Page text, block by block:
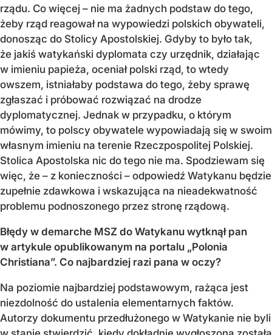
rządu. Co więcej – nie ma żadnych podstaw do tego,
żeby rząd reagował na wypowiedzi polskich obywateli,
donosząc do Stolicy Apostolskiej. Gdyby to było tak,
że jakiś watykański dyplomata czy urzędnik, działając
w imieniu papieża, oceniał polski rząd, to wtedy
owszem, istniałaby podstawa do tego, żeby sprawę
zgłaszać i próbować rozwiązać na drodze
dyplomatycznej. Jednak w przypadku, o którym
mówimy, to polscy obywatele wypowiadają się w swoim
własnym imieniu na terenie Rzeczpospolitej Polskiej.
Stolica Apostolska nic do tego nie ma. Spodziewam się
więc, że – z konieczności – odpowiedź Watykanu będzie
zupełnie zdawkowa i wskazująca na nieadekwatność
problemu podnoszonego przez stronę rządową.
Błędy w demarche MSZ do Watykanu wytknął pan
w artykule opublikowanym na portalu „Polonia
Christiana”. Co najbardziej razi pana w oczy?
Na poziomie najbardziej podstawowym, rażąca jest
niezdolność do ustalenia elementarnych faktów.
Autorzy dokumentu przedłużonego w Watykanie nie byli